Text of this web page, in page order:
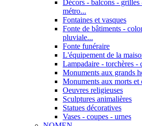
Décors - balcons - grilles
métro...
Fontaines et vasques
Fonte de bâtiments -
pluviale...
Fonte funéraire
L'équipement de la
Lampadaire - torchères -
Monuments aux grands
Monuments aux morts et
Oeuvres religieuses
Sculptures animalières
Statues décoratives
Vases - coupes - urnes